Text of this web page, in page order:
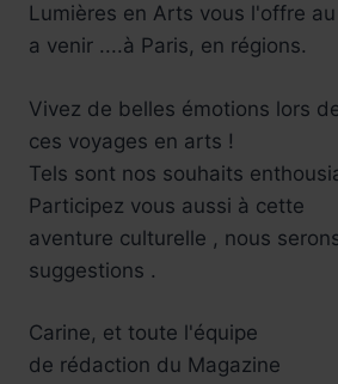
Lumières en Arts vous l'offre
a venir ....à Paris, en régions.
Vivez de belles émotions lors
ces voyages en arts !
Tels sont nos souhaits
Participez vous aussi à cette
aventure culturelle , nous
suggestions .
Carine, et toute l'équipe
de rédaction du Magazine